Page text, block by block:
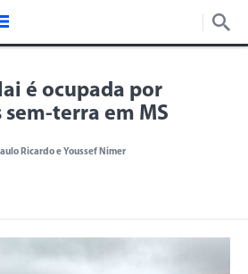
é ocupada por
terra em MS
Ricardo e Youssef Nimer